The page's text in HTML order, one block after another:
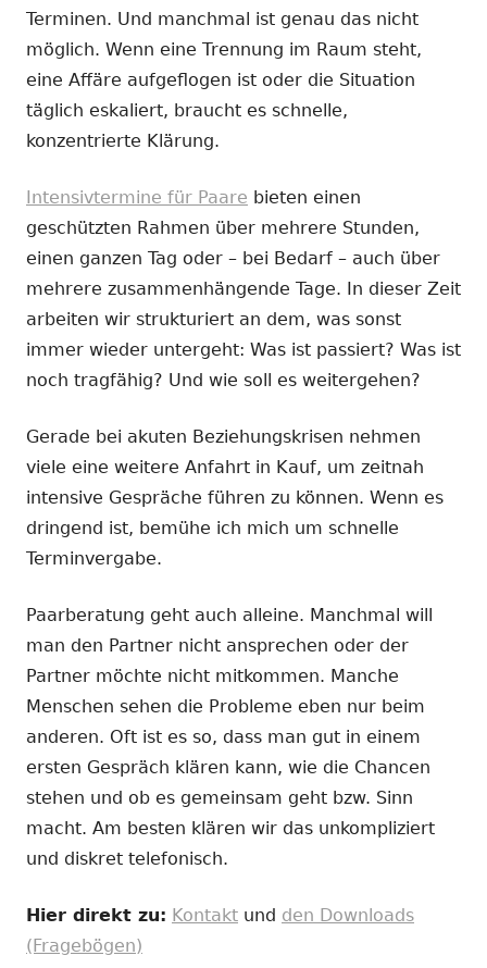
Terminen. Und manchmal ist genau das nicht
möglich. Wenn eine Trennung im Raum steht,
eine Affäre aufgeflogen ist oder die Situation
täglich eskaliert, braucht es schnelle,
konzentrierte Klärung.
Intensivtermine für Paare bieten einen
geschützten Rahmen über mehrere Stunden,
einen ganzen Tag oder – bei Bedarf – auch über
mehrere zusammenhängende Tage. In dieser Zeit
arbeiten wir strukturiert an dem, was sonst
immer wieder untergeht: Was ist passiert? Was ist
noch tragfähig? Und wie soll es weitergehen?
Gerade bei akuten Beziehungskrisen nehmen
viele eine weitere Anfahrt in Kauf, um zeitnah
intensive Gespräche führen zu können. Wenn es
dringend ist, bemühe ich mich um schnelle
Terminvergabe.
Paarberatung geht auch alleine. Manchmal will
man den Partner nicht ansprechen oder der
Partner möchte nicht mitkommen. Manche
Menschen sehen die Probleme eben nur beim
anderen. Oft ist es so, dass man gut in einem
ersten Gespräch klären kann, wie die Chancen
stehen und ob es gemeinsam geht bzw. Sinn
macht. Am besten klären wir das unkompliziert
und diskret telefonisch.
Hier direkt zu: Kontakt und den Downloads
(Fragebögen)